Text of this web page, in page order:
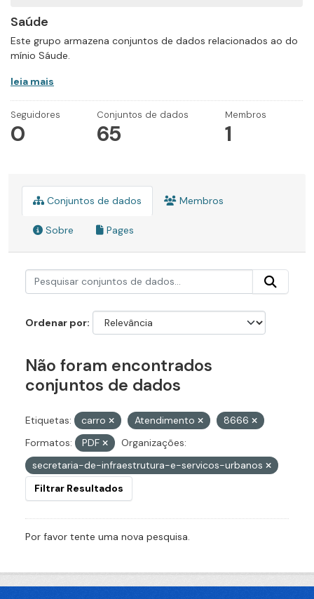
Saúde
Este grupo armazena conjuntos de dados relacionados ao do
mínio Sáude.
leia mais
Seguidores
0
Conjuntos de dados
65
Membros
1
Conjuntos de dados Membros
Sobre Pages
Ordenar por
Não foram encontrados
conjuntos de dados
Etiquetas: carro Atendimento
8666
Formatos:
PDF
Organizações:
secretaria-de-infraestrutura-e-servicos-urbanos
Filtrar Resultados
Por favor tente uma nova pesquisa.